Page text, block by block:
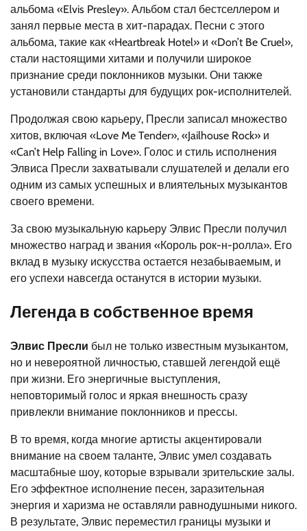
альбома «Elvis Presley». Альбом стал бестселлером и
занял первые места в хит-парадах. Песни с этого
альбома, такие как «Heartbreak Hotel» и «Don’t Be Cruel»,
стали настоящими хитами и получили широкое
признание среди поклонников музыки. Они также
установили стандарты для будущих рок-исполнителей.
Продолжая свою карьеру, Пресли записал множество
хитов, включая «Love Me Tender», «Jailhouse Rock» и
«Can’t Help Falling in Love». Голос и стиль исполнения
Элвиса Пресли захватывали слушателей и делали его
одним из самых успешных и влиятельных музыкантов
своего времени.
За свою музыкальную карьеру Элвис Пресли получил
множество наград и звания «Король рок-н-ролла». Его
вклад в музыку искусства остается незабываемым, и
его успехи навсегда останутся в истории музыки.
Легенда в собственное время
Элвис Пресли был не только известным музыкантом,
но и невероятной личностью, ставшей легендой ещё
при жизни. Его энергичные выступления,
неповторимый голос и яркая внешность сразу
привлекли внимание поклонников и прессы.
В то время, когда многие артисты акцентировали
внимание на своем таланте, Элвис умел создавать
масштабные шоу, которые взрывали зрительские залы.
Его эффектное исполнение песен, заразительная
энергия и харизма не оставляли равнодушными никого.
В результате, Элвис переместил границы музыки и